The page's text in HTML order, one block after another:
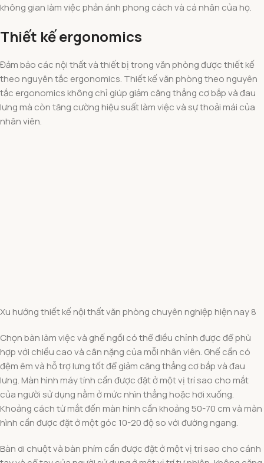
không gian làm việc phản ánh phong cách và cá nhân của họ.
Thiết kế ergonomics
Đảm bảo các nội thất và thiết bị trong văn phòng được thiết kế
theo nguyên tắc ergonomics. Thiết kế văn phòng theo nguyên
tắc ergonomics không chỉ giúp giảm căng thẳng cơ bắp và đau
lưng mà còn tăng cường hiệu suất làm việc và sự thoải mái của
nhân viên.
Xu hướng thiết kế nội thất văn phòng chuyên nghiệp hiện nay 8
Chọn bàn làm việc và ghế ngồi có thể điều chỉnh được để phù
hợp với chiều cao và cân nặng của mỗi nhân viên. Ghế cần có
đệm êm và hỗ trợ lưng tốt để giảm căng thẳng cơ bắp và đau
lưng. Màn hình máy tính cần được đặt ở một vị trí sao cho mắt
của người sử dụng nằm ở mức nhìn thẳng hoặc hơi xuống.
Khoảng cách từ mắt đến màn hình cần khoảng 50-70 cm và màn
hình cần được đặt ở một góc 10-20 độ so với đường ngang.
Bàn di chuột và bàn phím cần được đặt ở một vị trí sao cho cánh